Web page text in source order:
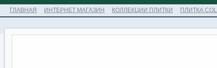
ГЛАВНАЯ ИНТЕРНЕТ МАГАЗИН КОЛЛЕКЦИИ ПЛИТКИ ПЛИТКА